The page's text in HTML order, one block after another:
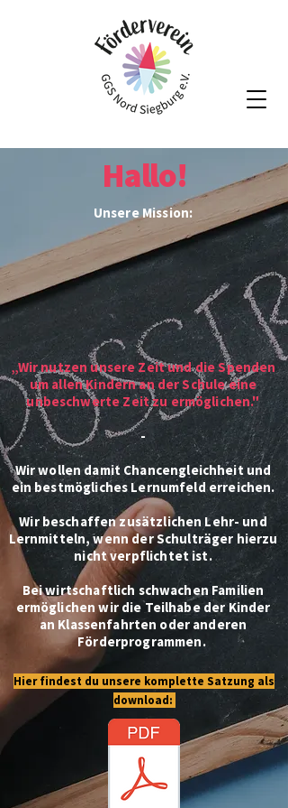
Hallo!
Unsere Mission:
„Wir nutzen unsere Zeit und die Spenden
um allen Kindern an der Schule eine
unbeschwerte Zeit zu ermöglichen."
-
Wir wollen damit Chancengleichheit und
ein bestmögliches Lernumfeld erreichen.
Wir beschaffen zusätzlichen Lehr- und
Lernmitteln, wenn der Schulträger hierzu
nicht verpflichtet ist.
Bei wirtschaftlich schwachen Familien
ermöglichen wir die Teilhabe der Kinder
an Klassenfahrten oder anderen
Förderprogrammen.
Hier findest du unsere komplette Satzung als
download: